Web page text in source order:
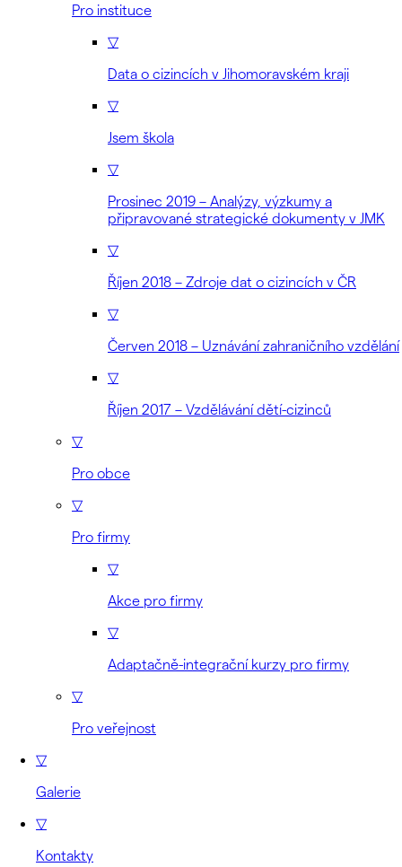
Pro instituce
▽
Data o cizincích v Jihomoravském kraji
▽
Jsem škola
▽
Prosinec 2019 – Analýzy, výzkumy a
připravované strategické dokumenty v JMK
▽
Říjen 2018 – Zdroje dat o cizincích v ČR
▽
Červen 2018 – Uznávání zahraničního vzdělání
▽
Říjen 2017 – Vzdělávání dětí-cizinců
▽
Pro obce
▽
Pro firmy
▽
Akce pro firmy
▽
Adaptačně-integrační kurzy pro firmy
▽
Pro veřejnost
▽
Galerie
▽
Kontakty